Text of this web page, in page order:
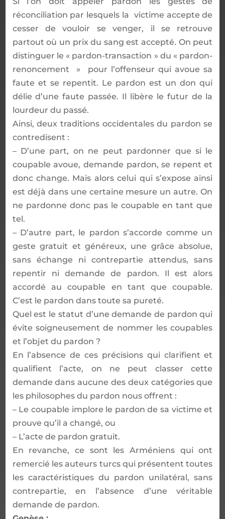
réconciliation par lesquels la victime accepte de
cesser de vouloir se venger, il se retrouve
partout où un prix du sang est accepté. On peut
distinguer le « pardon-transaction » du « pardon-
renoncement » pour l’offenseur qui avoue sa
faute et se repentit. Le pardon est un don qui
délie d’une faute passée. Il libère le futur de la
lourdeur du passé.
Ainsi, deux traditions occidentales du pardon se
contredisent :
– D’une part, on ne peut pardonner que si le
coupable avoue, demande pardon, se repent et
donc change. Mais alors celui qui s’expose ainsi
est déjà dans une certaine mesure un autre. On
ne pardonne donc pas le coupable en tant que
tel.
– D’autre part, le pardon s’accorde comme un
geste gratuit et généreux, une grâce absolue,
sans échange ni contrepartie attendus, sans
repentir ni demande de pardon. Il est alors
accordé au coupable en tant que coupable.
C’est le pardon dans toute sa pureté.
Quel est le statut d’une demande de pardon qui
évite soigneusement de nommer les coupables
et l’objet du pardon ?
En l’absence de ces précisions qui clarifient et
qualifient l’acte, on ne peut classer cette
demande dans aucune des deux catégories que
les philosophes du pardon nous offrent :
– Le coupable implore le pardon de sa victime et
prouve qu’il a changé, ou
– L’acte de pardon gratuit.
En revanche, ce sont les Arméniens qui ont
remercié les auteurs turcs qui présentent toutes
les caractéristiques du pardon unilatéral, sans
contrepartie, en l’absence d’une véritable
demande de pardon.